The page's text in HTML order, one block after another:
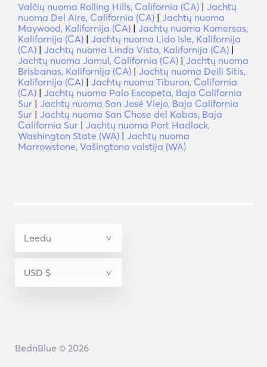
Valčių nuoma Rolling Hills, California (CA) | Jachtų
nuoma Del Aire, California (CA) | Jachtų nuoma
Maywood, Kalifornija (CA) | Jachtų nuoma Komersas,
Kalifornija (CA) | Jachtų nuoma Lido Isle, Kalifornija
(CA) | Jachtų nuoma Linda Vista, Kalifornija (CA) |
Jachtų nuoma Jamul, California (CA) | Jachtų nuoma
Brisbanas, Kalifornija (CA) | Jachtų nuoma Deili Sitis,
Kalifornija (CA) | Jachtų nuoma Tiburon, California
(CA) | Jachtų nuoma Palo Escopeta, Baja California
Sur | Jachtų nuoma San José Viejo, Baja California
Sur | Jachtų nuoma San Chose del Kabas, Baja
California Sur | Jachtų nuoma Port Hadlock,
Washington State (WA) | Jachtų nuoma
Marrowstone, Vašingtono valstija (WA)
BednBlue © 2026